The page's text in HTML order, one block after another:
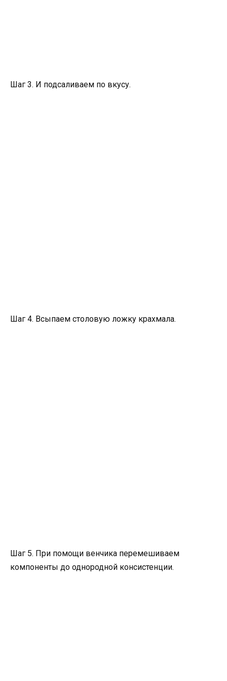
Шаг 3. И подсаливаем по вкусу.
Шаг 4. Всыпаем столовую ложку крахмала.
Шаг 5. При помощи венчика перемешиваем
компоненты до однородной консистенции.